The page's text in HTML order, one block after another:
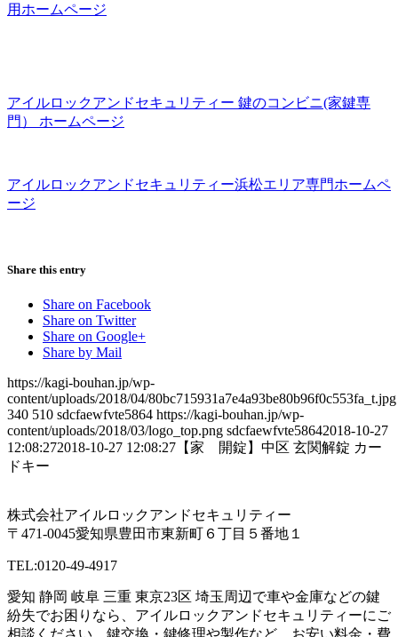
用ホームページ
アイルロックアンドセキュリティー 鍵のコンビニ(家鍵専
門） ホームページ
アイルロックアンドセキュリティー浜松エリア専門ホームペ
ージ
Share this entry
Share on Facebook
Share on Twitter
Share on Google+
Share by Mail
https://kagi-bouhan.jp/wp-
content/uploads/2018/04/80bc715931a7e4a93be80b96f0c553fa_t.jpg
340 510 sdcfaewfvte5864 https://kagi-bouhan.jp/wp-
content/uploads/2018/03/logo_top.png sdcfaewfvte58642018-10-27
12:08:272018-10-27 12:08:27 【家 開錠】中区 玄関解錠 カー
ドキー
株式会社アイルロックアンドセキュリティー
〒471-0045愛知県豊田市東新町６丁目５番地１
TEL:0120-49-4917
愛知 静岡 岐阜 三重 東京23区 埼玉周辺で車や金庫などの鍵
紛失でお困りなら、アイルロックアンドセキュリティーにご